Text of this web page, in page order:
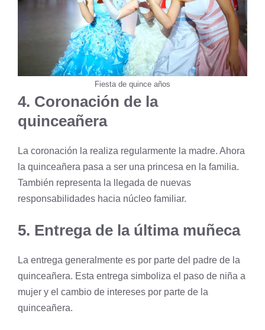
Fiesta de quince años
4. Coronación de la
quinceañera
La coronación la realiza regularmente la madre. Ahora
la quinceañera pasa a ser una princesa en la familia.
También representa la llegada de nuevas
responsabilidades hacia núcleo familiar.
5. Entrega de la última muñeca
La entrega generalmente es por parte del padre de la
quinceañera. Esta entrega simboliza el paso de niña a
mujer y el cambio de intereses por parte de la
quinceañera.